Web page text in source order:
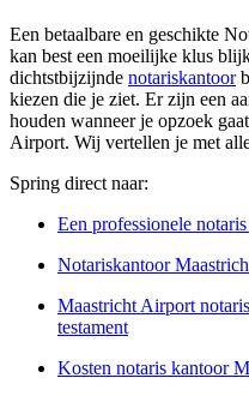
Een betaalbare en geschikte
kan best een moeilijke klus
dichtstbijzijnde notariskantoor
kiezen die je ziet. Er zijn een
houden wanneer je opzoek
Airport. Wij vertellen je met
Spring direct naar:
Een professionele
Notariskantoor
Maastricht Airport
testament
Kosten notaris kantoor